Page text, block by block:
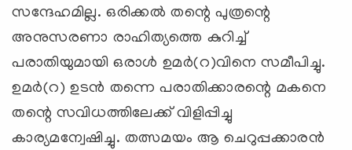
സന്ദേഹമില്ല. ഒരിക്കല്‍ തന്റെ പുത്രന്റെ
അനുസരണാ രാഹിത്യത്തെ കുറിച്ച്
പരാതിയുമായി ഒരാള്‍ ഉമര്‍(റ)വിനെ സമീപിച്ചു.
ഉമര്‍(റ) ഉടന്‍ തന്നെ പരാതിക്കാരന്റെ മകനെ
തന്റെ സവിധത്തിലേക്ക് വിളിപ്പിച്ചു
കാര്യമന്വേഷിച്ചു. തത്സമയം ആ ചെറുപ്പക്കാരന്‍